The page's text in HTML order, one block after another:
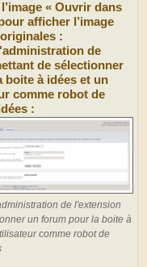
« Ouvrir dans
afficher l’image
:
de
de sélectionner
boite à idées et un
comme robot de
:
de l'extension
un forum pour la boite à
comme robot de